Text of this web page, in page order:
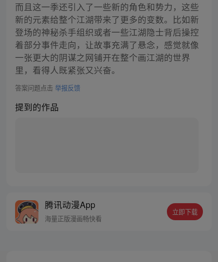
而且这一季还引入了一些新的角色和势力，这些
新的元素给整个江湖带来了更多的变数。比如新
登场的神秘杀手组织或者一些江湖隐士背后操控
着部分事件走向，让故事充满了悬念，感觉就像
一张更大的阴谋之网铺开在整个画江湖的世界
里，看得人既紧张又兴奋。
答案问题点击 举报反馈
提到的作品
腾讯动漫App
海量正版漫画畅快看
立即下载